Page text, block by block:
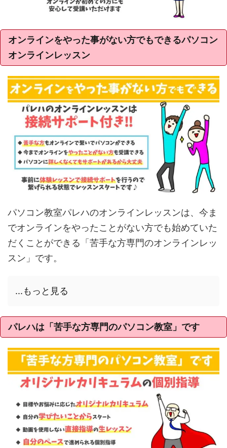
オンラインをやった事がない方でもできるパソコン
オンラインレッスン
パソコン教室パレハのオンラインレッスンは、今ま
でオンラインをやったことがない方でも始めていた
だくことができる「苦手な方専門のオンラインレッ
スン」です。
...もっと見る
パレハは「苦手な方専門のパソコン教室」です